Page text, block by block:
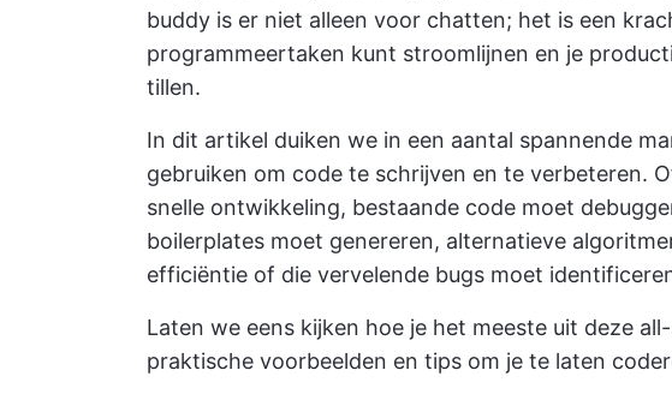
buddy is er niet alleen voor chatten; het is een
programmeertaken kunt stroomlijnen en je
tillen.
In dit artikel duiken we in een aantal spannende
gebruiken om code te schrijven en te verbeteren.
snelle ontwikkeling, bestaande code moet
boilerplates moet genereren, alternatieve
efficiëntie of die vervelende bugs moet
Laten we eens kijken hoe je het meeste uit deze
praktische voorbeelden en tips om je te laten